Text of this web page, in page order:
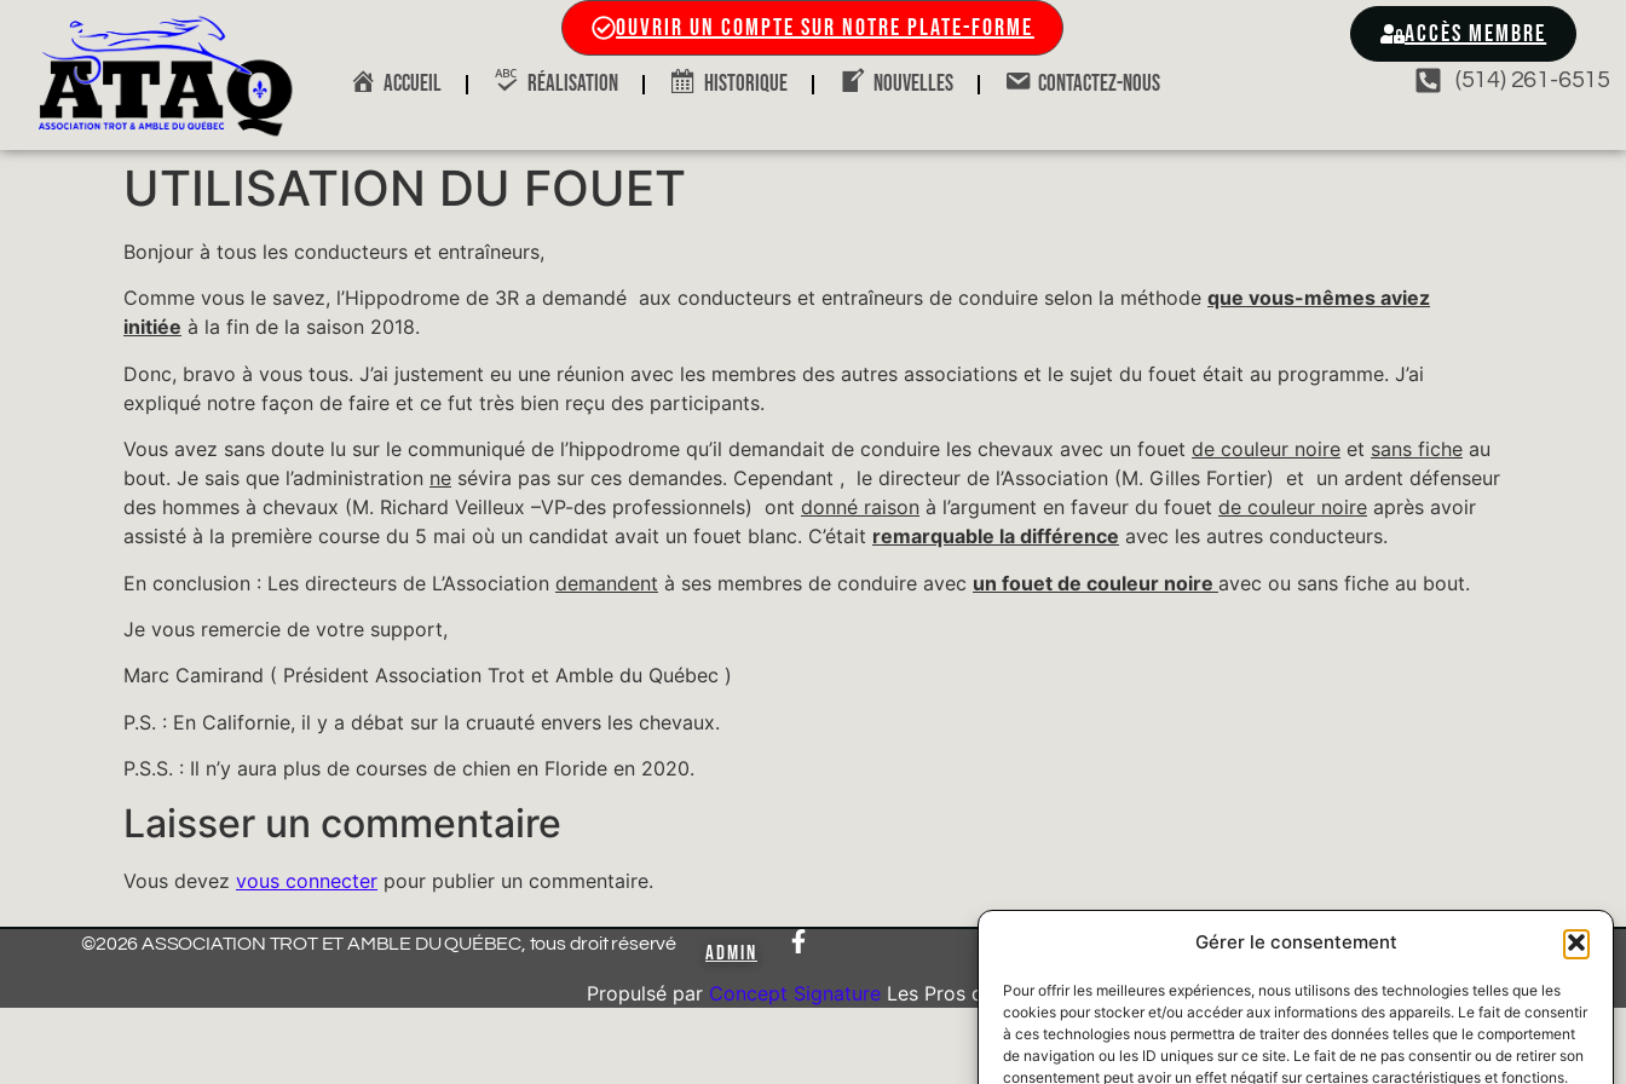
Gérer le consentement
Pour offrir les meilleures expériences, nous utilisons des technologies telles que les
cookies pour stocker et/ou accéder aux informations des appareils. Le fait de consentir
à ces technologies nous permettra de traiter des données telles que le comportement
de navigation ou les ID uniques sur ce site. Le fait de ne pas consentir ou de retirer son
consentement peut avoir un effet négatif sur certaines caractéristiques et fonctions.
OUVRIR UN COMPTE SUR NOTRE PLATE-FORME
ACCUEIL RÉALISATION HISTORIQUE NOUVELLES CONTACTEZ-NOUS
ACCÈS MEMBRE
(514) 261-6515
UTILISATION DU FOUET
Bonjour à tous les conducteurs et entraîneurs,
Comme vous le savez, l’Hippodrome de 3R a demandé aux conducteurs et entraîneurs de conduire selon la méthode que vous-mêmes aviez
initiée à la fin de la saison 2018.
Donc, bravo à vous tous. J’ai justement eu une réunion avec les membres des autres associations et le sujet du fouet était au programme. J’ai
expliqué notre façon de faire et ce fut très bien reçu des participants.
Vous avez sans doute lu sur le communiqué de l’hippodrome qu’il demandait de conduire les chevaux avec un fouet de couleur noire et sans fiche au
bout. Je sais que l’administration ne sévira pas sur ces demandes. Cependant , le directeur de l’Association (M. Gilles Fortier) et un ardent défenseur
des hommes à chevaux (M. Richard Veilleux –VP-des professionnels) ont donné raison à l’argument en faveur du fouet de couleur noire après avoir
assisté à la première course du 5 mai où un candidat avait un fouet blanc. C’était remarquable la différence avec les autres conducteurs.
En conclusion : Les directeurs de L’Association demandent à ses membres de conduire avec un fouet de couleur noire avec ou sans fiche au bout.
Je vous remercie de votre support,
Marc Camirand ( Président Association Trot et Amble du Québec )
P.S. : En Californie, il y a débat sur la cruauté envers les chevaux.
P.S.S. : Il n’y aura plus de courses de chien en Floride en 2020.
Laisser un commentaire
Vous devez vous connecter pour publier un commentaire.
©2026 ASSOCIATION TROT ET AMBLE DU QUÉBEC, tous droit réservé
ADMIN
Propulsé par Concept Signature Les Pros du Web